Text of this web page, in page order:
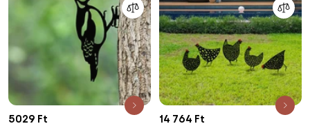
5029 Ft 14 764 Ft